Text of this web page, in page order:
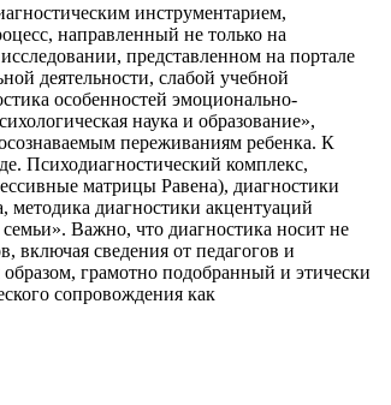
инструментарием,
направленный не только на
представленном на портале
деятельности, слабой учебной
особенностей эмоционально-
наука и образование»,
переживаниям ребенка. К
Психодиагностический комплекс,
матрицы Равена), диагностики
методика диагностики акцентуаций
Важно, что диагностика носит не
включая сведения от педагогов и
грамотно подобранный и этически
сопровождения как